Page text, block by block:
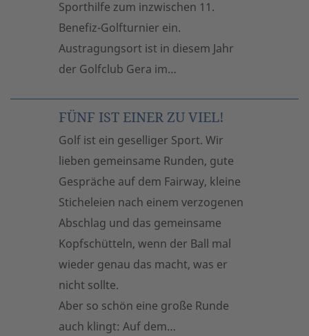
Sporthilfe zum inzwischen 11.
Benefiz-Golfturnier ein.
Austragungsort ist in diesem Jahr
der Golfclub Gera im…
FÜNF IST EINER ZU VIEL!
Golf ist ein geselliger Sport. Wir
lieben gemeinsame Runden, gute
Gespräche auf dem Fairway, kleine
Sticheleien nach einem verzogenen
Abschlag und das gemeinsame
Kopfschütteln, wenn der Ball mal
wieder genau das macht, was er
nicht sollte.
Aber so schön eine große Runde
auch klingt: Auf dem…